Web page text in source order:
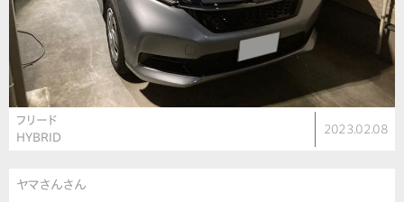
フリード
HYBRID
2023.02.08
ヤマさんさん